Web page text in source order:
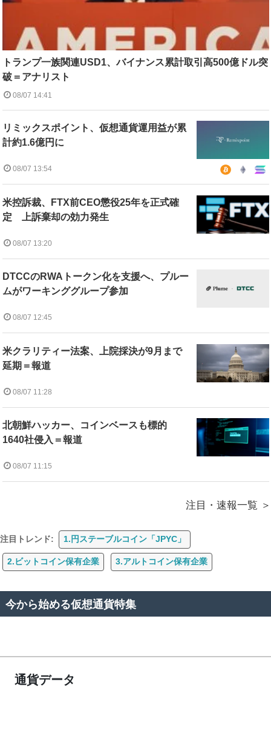
トランプ一族関連USD1、バイナンス累計取引高500億ドル突
破＝アナリスト
08/07 14:41
リミックスポイント、仮想通貨運用益が累
計約1.6億円に
08/07 13:54
米控訴裁、FTX前CEO懲役25年を正式確
定 上訴棄却の効力発生
08/07 13:20
DTCCのRWAトークン化を支援へ、プルー
ムがワーキンググループ参加
08/07 12:45
米クラリティー法案、上院採決が9月まで
延期＝報道
08/07 11:28
北朝鮮ハッカー、コインベースも標的
1640社侵入＝報道
08/07 11:15
注目・速報一覧
注目トレンド: 1.円ステーブルコイン「JPYC」
2.ビットコイン保有企業 3.アルトコイン保有企業
今から始める仮想通貨特集
通貨データ